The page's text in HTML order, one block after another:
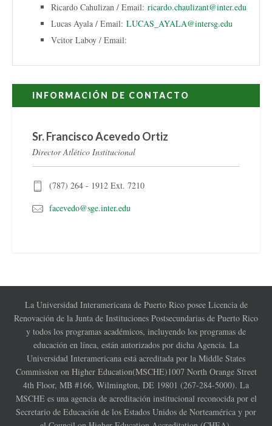
Ricardo Cahulizan / Email: ricardo.chaulizant@inter.edu
Lucas Ayala / Email: LUCAS_AYALA@intersg.edu
Vcitor Laboy / Email:
INFORMACIÓN DE CONTACTO
Sr. Francisco Acevedo Ortiz
Director Atlético Institucional
(787) 264 - 1912 Ext. 7210
facevedo@sge.inter.edu
La Universidad Interamericana de Puerto Rico posee Licencia de
Renovación de la Junta de Instituciones Postsecundarias de Puerto Rico
y todos los programas académicos, incluyendo los programas de
educación en línea, están autorizados por dicha Agencia. La
Universidad Interamericana está acreditada por la Middle States
Commission on Higher Education(MSCHE)1007 North Orange Street
4th Floor, MB #166, Wilmington, DE 19801 (267-284-5000). La
MSCHE es una agencia de acreditación institucional reconocida por el
Secretario de Educación de los Estados Unidos de Norteamérica y por